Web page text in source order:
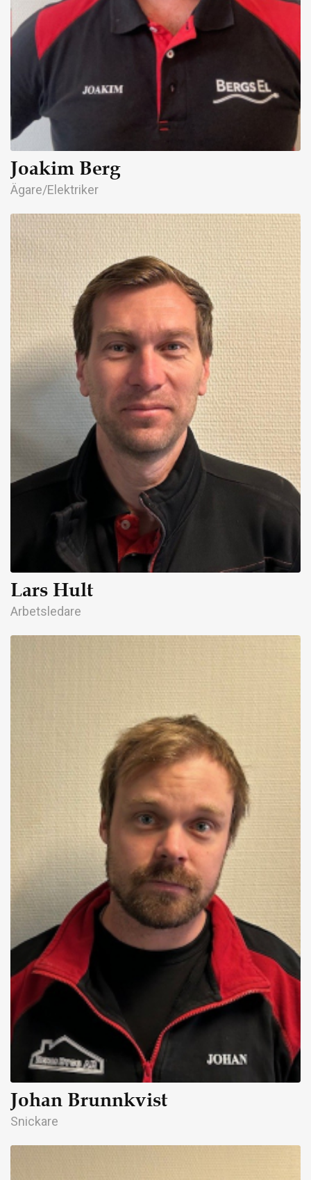
Joakim Berg
Ägare/Elektriker
Lars Hult
Arbetsledare
Johan Brunnkvist
Snickare